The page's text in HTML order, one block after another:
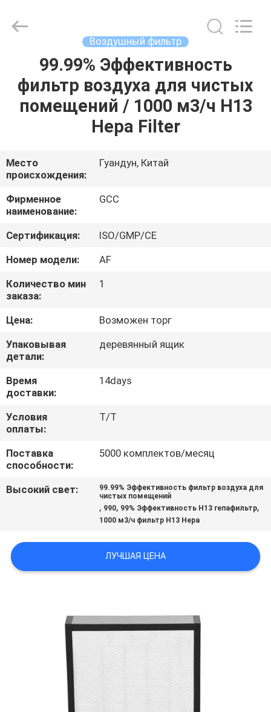
ДОМОЙ
ПРОДУКТЫ
ВИДЕОЗАПИСИ
О
НАС
ЭКСКУРСИЯ
ПО
ЗАВОДУ
КОНТРОЛЬ
КАЧЕСТВА
СВЯЖИТЕСЬ
С
НАМИ
НОВОСТИ
СЛУЧАИ
ЦЕНЫ
ПОЛИТИКА
КОНФИДЕНЦИАЛЬНОСТИ
Воздушный фильтр
99.99% Эффективность
фильтр воздуха для чистых
помещений / 1000 м3/ч H13
Hepa Filter
Место
происхождения:
Гуандун, Китай
Фирменное
наименование:
GCC
Сертификация:
ISO/GMP/CE
Номер модели:
AF
Количество мин
заказа:
1
Цена:
Возможен торг
Упаковывая
детали:
деревянный ящик
Время
доставки:
14days
Условия
оплаты:
Т/Т
Поставка
способности:
5000 комплектов/месяц
Высокий свет:
99.99% Эффективность фильтр воздуха для
чистых помещений
, 990, 99% Эффективность H13 гепафильтр,
1000 м3/ч фильтр H13 Hepa
ЛУЧШАЯ ЦЕНА